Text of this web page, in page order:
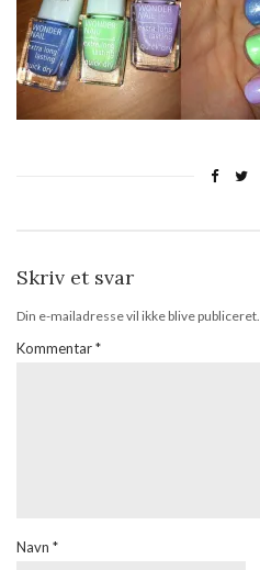
Skriv et svar
Din e-mailadresse vil ikke blive publiceret.
Kommentar*
Navn *